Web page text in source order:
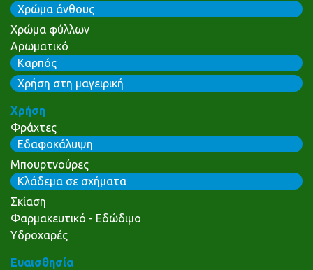
Χρώμα άνθους
Χρώμα φύλλων
Αρωματικό
Καρπός
Χρήση στη μαγειρική
Χρήση
Φράχτες
Εδαφοκάλυψη
Μπουρτνούρες
Κλάδεμα σε σχήματα
Σκίαση
Φαρμακευτικό - Εδώδιμο
Υδροχαρές
Ευαισθησία